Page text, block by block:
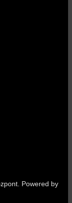
Powered by